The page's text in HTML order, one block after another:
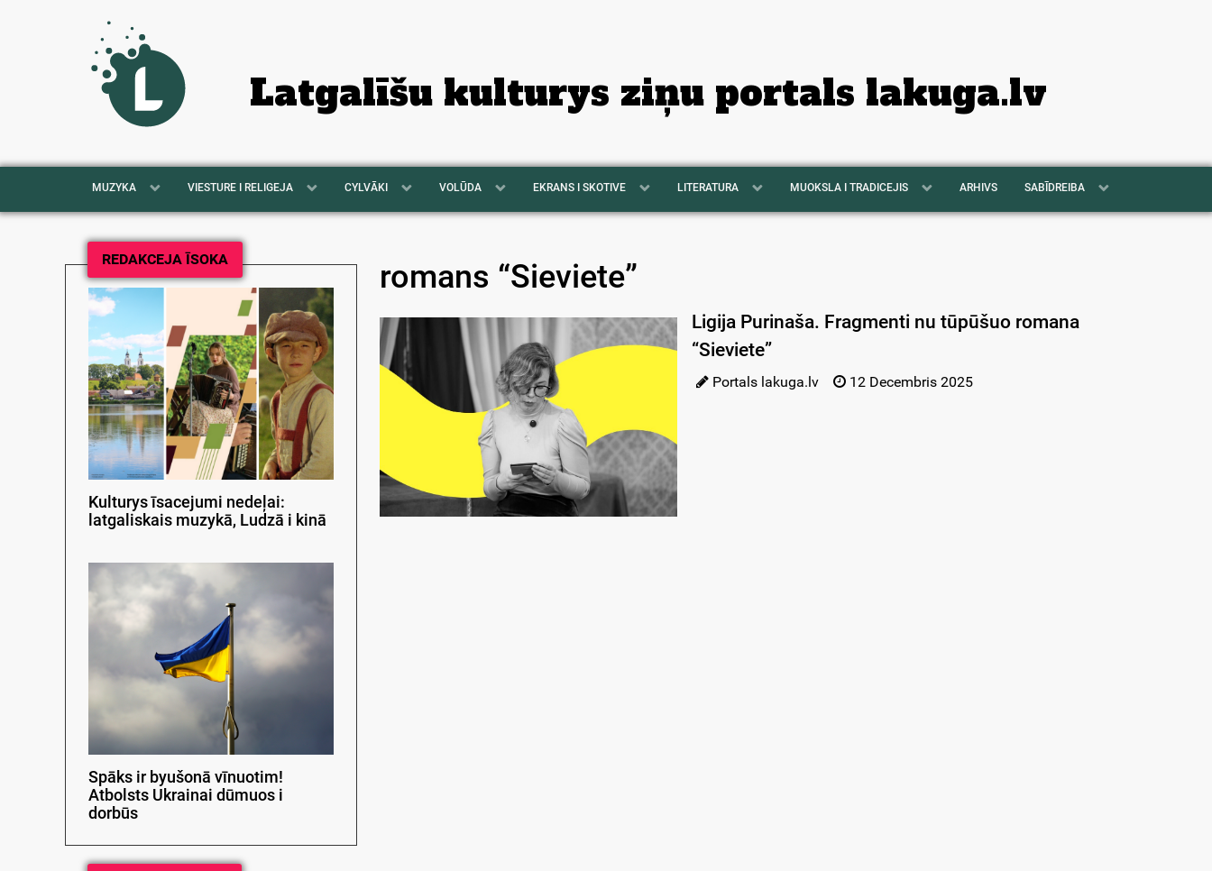
Latgalīšu kulturys ziņu portals lakuga.lv
MUZYKA VIESTURE I RELIGEJA CYLVĀKI VOLŪDA EKRANS I SKOTIVE LITERATURA MUOKSLA I TRADICEJIS ARHIVS SABĪDREIBA
REDAKCEJA ĪSOKA
Kulturys īsacejumi nedeļai:
latgaliskais muzykā, Ludzā i kinā
Spāks ir byušonā vīnuotim!
Atbolsts Ukrainai dūmuos i
dorbūs
romans “Sieviete”
Ligija Purinaša. Fragmenti nu tūpūšuo romana
“Sieviete”
Portals lakuga.lv 12 Decembris 2025